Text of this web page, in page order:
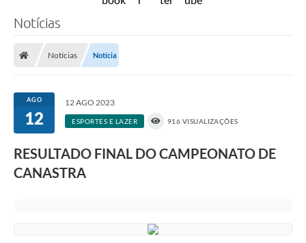
Publicações / Transparência
Secretarias
Expocal, Festa do Cavalo e o Relincho da Canção Nativa
Notícias
Notícias Notícia
AGO
12
12 AGO 2023
ESPORTES E LAZER 916 VISUALIZAÇÕES
RESULTADO FINAL DO CAMPEONATO DE
CANASTRA